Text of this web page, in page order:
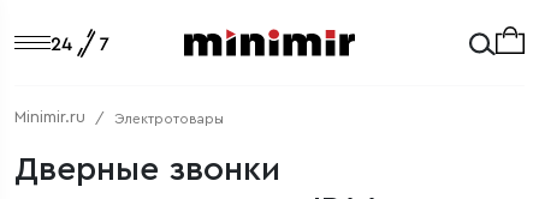
Minimir.ru Электротовары
Дверные звонки